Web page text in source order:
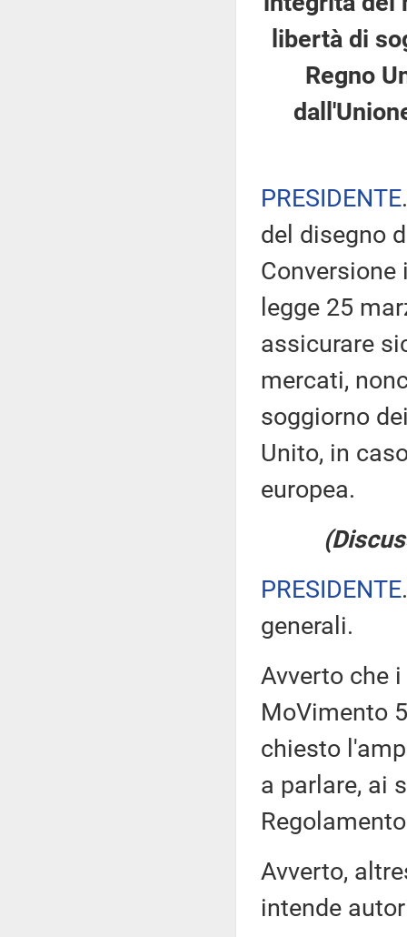
libertà di
Regno
PRESIDENTE
del disegno
Conversione
legge 25
assicurare
mercati,
soggiorno
Unito, in
europea.
PRESIDENTE
generali.
Avverto che
MoVimento
chiesto
a parlare, ai
Avverto,
intende